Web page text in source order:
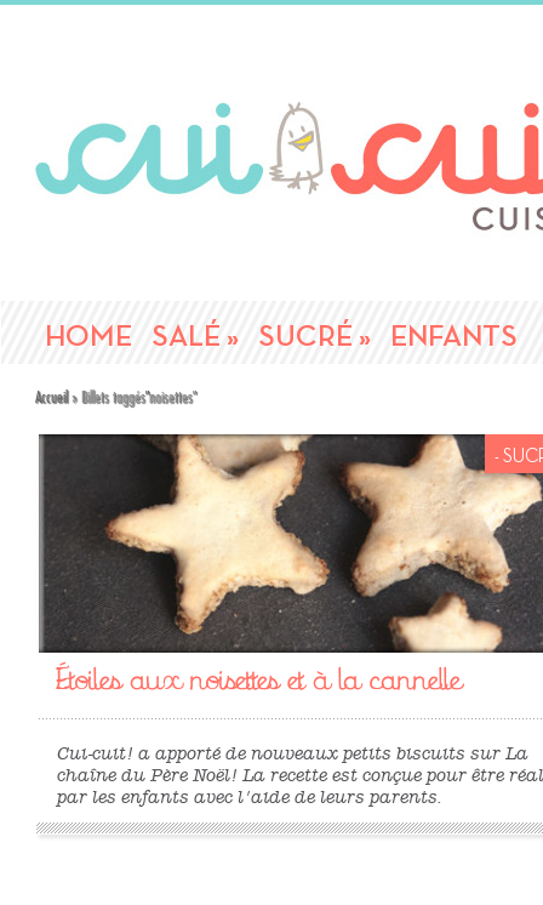
HOME SALÉ » SUCRÉ » ENFANTS
Accueil»Billets taggés"noisettes"
-
Étoiles aux noisettes et à la cannelle
Cui-cuit! a apporté de nouveaux petits biscuits sur La
chaîne du Père Noël! La recette est conçue pour être
par les enfants avec l'aide de leurs parents.